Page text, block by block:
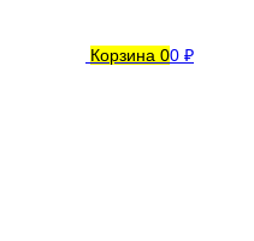
Корзина 00 ₽